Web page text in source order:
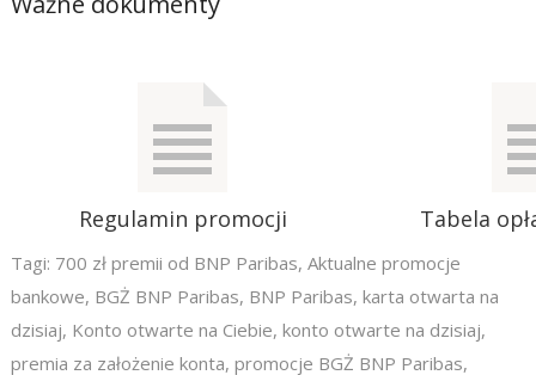
Regulamin promocji Tabela
Tagi: 700 zł premii od BNP Paribas, Aktualne promocje
bankowe, BGŻ BNP Paribas, BNP Paribas, karta otwarta na
dzisiaj, Konto otwarte na Ciebie, konto otwarte na dzisiaj,
premia za założenie konta, promocje BGŻ BNP Paribas,